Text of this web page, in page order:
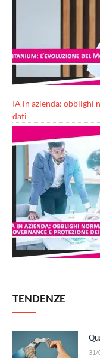
IA in azienda: obblighi
dati
TENDENZE
31/